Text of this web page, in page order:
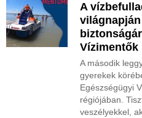
A
Vízimentők
A második
gyerekek
Egészségügyi
régiójában.
veszélyekkel,